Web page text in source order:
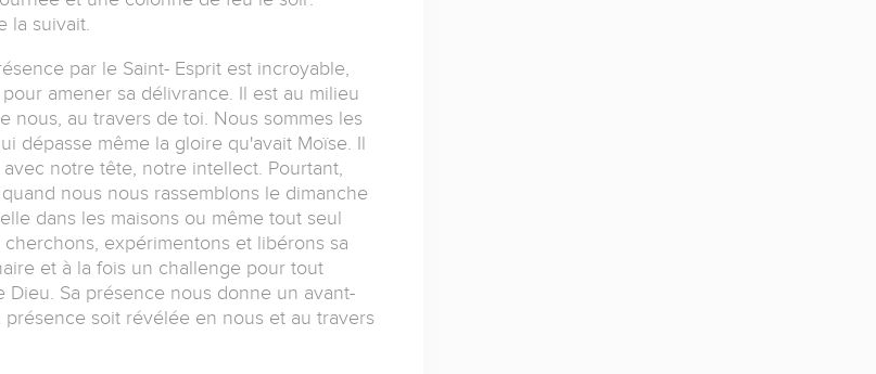
la suivait.
par le Saint- Esprit est incroyable,
amener sa délivrance. Il est au milieu
nous, au travers de toi. Nous sommes les
dépasse même la gloire qu'avait Moïse. Il
notre tête, notre intellect. Pourtant,
nous nous rassemblons le dimanche
dans les maisons ou même tout seul
expérimentons et libérons sa
et à la fois un challenge pour tout
Sa présence nous donne un avant-
soit révélée en nous et au travers